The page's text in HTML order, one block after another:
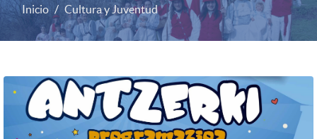
Inicio Cultura y Juventud